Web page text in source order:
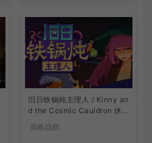
旧日铁锅炖主理人 / Kinny an
d the Cosmic Cauldron 休闲
策略战棋